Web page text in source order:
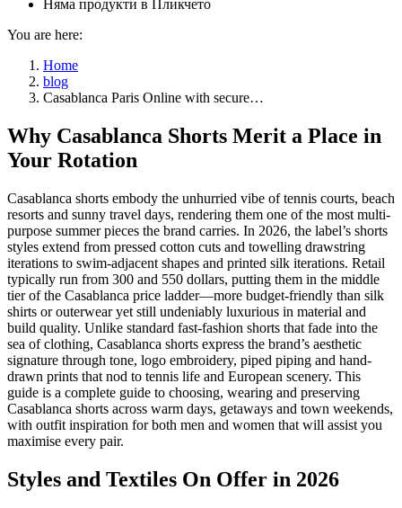
Няма продукти в Пликчето
You are here:
Home
blog
Casablanca Paris Online with secure…
Why Casablanca Shorts Merit a Place in
Your Rotation
Casablanca shorts embody the unhurried vibe of tennis courts, beach
resorts and sunny travel days, rendering them one of the most multi-
purpose summer pieces the brand carries. In 2026, the label’s shorts
styles extend from pressed cotton cuts and towelling drawstring
iterations to swim-adjacent shapes and printed silk iterations. Retail
typically run from 300 and 550 dollars, putting them in the middle
tier of the Casablanca price ladder—more budget-friendly than silk
shirts or outerwear yet still undeniably luxurious in material and
build quality. Unlike standard fast-fashion shorts that fade into the
sea of clothing, Casablanca shorts express the brand’s aesthetic
signature through tone, logo embroidery, piped piping and hand-
drawn prints that nod to tennis life and European scenery. This
guide is a complete guide to choosing, wearing and preserving
Casablanca shorts across warm days, getaways and town weekends,
with outfit inspiration for both men and women that will assist you
maximise every pair.
Styles and Textiles On Offer in 2026